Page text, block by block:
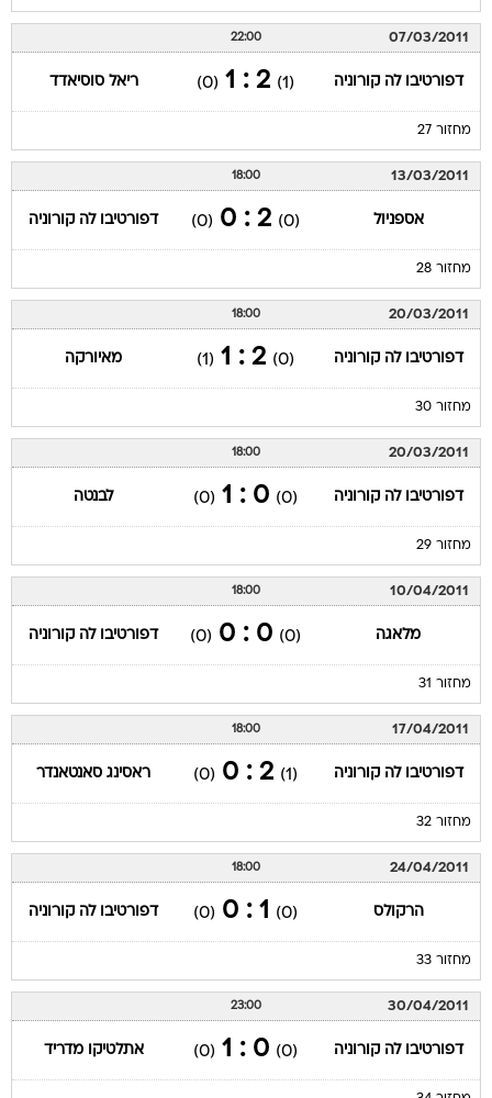
07/03/2011
22:00
דפורטיבו לה קורוניה (1)
2 : 1
(0) ריאל סוסיאדד
מחזור 27
13/03/2011
18:00
אספניול (0)
2 : 0
(0) דפורטיבו לה קורוניה
מחזור 28
20/03/2011
18:00
דפורטיבו לה קורוניה (0)
2 : 1
(1) מאיורקה
מחזור 30
20/03/2011
18:00
דפורטיבו לה קורוניה (0)
0 : 1
(0) לבנטה
מחזור 29
10/04/2011
18:00
מלאגה (0)
0 : 0
(0) דפורטיבו לה קורוניה
מחזור 31
17/04/2011
18:00
דפורטיבו לה קורוניה (1)
2 : 0
(0) ראסינג סאנטאנדר
מחזור 32
24/04/2011
18:00
הרקולס (0)
1 : 0
(0) דפורטיבו לה קורוניה
מחזור 33
30/04/2011
23:00
דפורטיבו לה קורוניה (0)
0 : 1
(0) אתלטיקו מדריד